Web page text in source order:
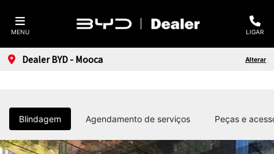
MENU LIGAR
Dealer BYD - Mooca Alterar
Agendamento de serviços Peças e
Blindagem